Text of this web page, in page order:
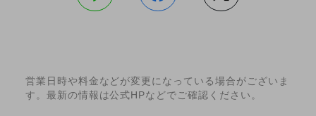
営業日時や料金などが変更になっている場合がございま
す。最新の情報は公式HPなどでご確認ください。